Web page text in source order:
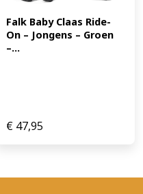
Falk Baby Claas Ride-
On – Jongens – Groen
–...
€ 47,95